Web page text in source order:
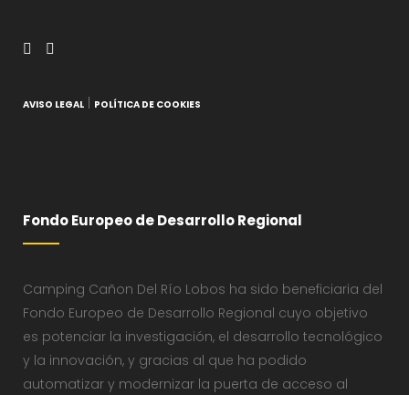
AVISO LEGAL POLÍTICA DE COOKIES
Fondo Europeo de Desarrollo Regional
Camping Cañon Del Río Lobos ha sido beneficiaria del
Fondo Europeo de Desarrollo Regional cuyo objetivo
es potenciar la investigación, el desarrollo tecnológico
y la innovación, y gracias al que ha podido
automatizar y modernizar la puerta de acceso al